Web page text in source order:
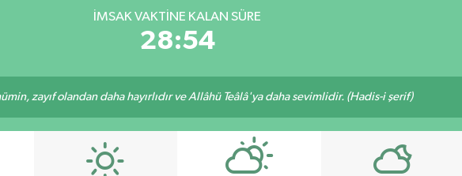
İMSAK VAKTINE KALAN SÜRE
28:54
zayıf olandan daha hayırlıdır ve Allâhü Teâlâ'ya daha sevimlidir. (Hadis-i şerif)